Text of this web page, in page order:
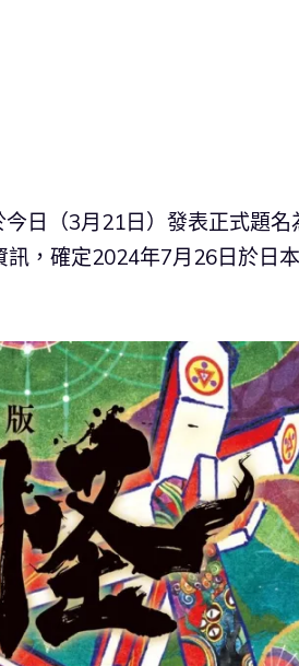
日（3月21日）發表正式題名
訊，確定2024年7月26日於日